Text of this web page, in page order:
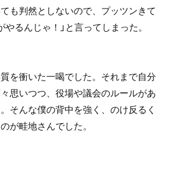
も判然としないので、プッツンきて
るんじゃ！」と言ってしまった。
を衝いた一喝でした。それまで自分
思いつつ、役場や議会のルールがあ
そんな僕の背中を強く、のけ反るく
が畦地さんでした。